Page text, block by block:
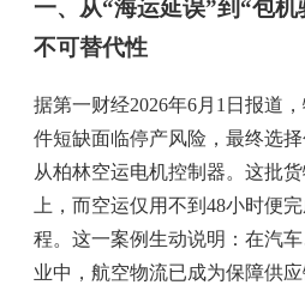
一、从“海运延误”到“包
不可替代性
据第一财经2026年6月1日报道
件短缺面临停产风险，最终选择
从柏林空运电机控制器。这批
上，而空运仅用不到48小时便
程。这一案例生动说明：在汽
业中，航空物流已成为保障供